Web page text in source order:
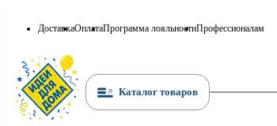
ДоставкаОплатаПрограмма лояльностиПрофессионалам
Каталог товаров